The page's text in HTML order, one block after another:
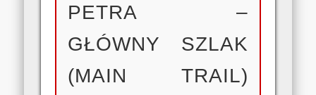
PETRA –
GŁÓWNY SZLAK
(MAIN TRAIL)